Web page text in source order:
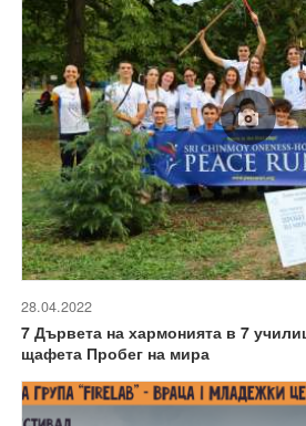
28.04.2022
7 Дървета на хармонията в 7
щафета Пробег на мира